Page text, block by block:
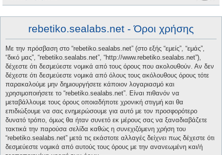
rebetiko.sealabs.net - Όροι χρήσης
Με την πρόσβαση στο “rebetiko.sealabs.net” (στο εξής “εμείς”, “εμάς”,
“δικό μας”, “rebetiko.sealabs.net”, “http://www.rebetiko.sealabs.net”),
δέχεστε ότι δεσμεύεστε νομικά από τους όρους που ακολουθούν. Αν δεν
δέχεστε ότι δεσμεύεστε νομικά από όλους τους ακόλουθους όρους τότε
παρακαλούμε μην δημιουργήσετε κάποιον λογαριασμό και
χρησιμοποιήσετε το “rebetiko.sealabs.net”. Είναι πιθανόν να
μεταβάλλουμε τους όρους οποιαδήποτε χρονική στιγμή και θα
επιδιώξουμε να σας ενημερώσουμε για αυτό με τον προσφορότερο
δυνατό τρόπο, όμως θα ήταν συνετό εκ μέρους σας να ξαναδιαβάζετε
τακτικά την παρούσα σελίδα καθώς η συνεχιζόμενη χρήση του
“rebetiko.sealabs.net” μετά τις εκάστοτε αλλαγές δείχνει πως δέχεστε ότι
δεσμεύεστε νομικά από αυτούς τους όρους με την ανανεωμένη και/ή